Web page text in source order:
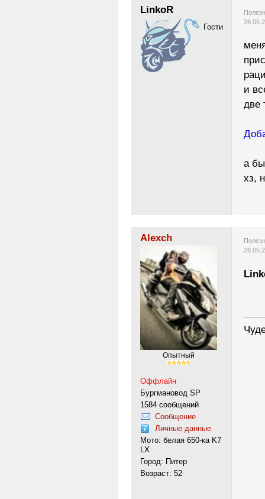
LinkoR
Гости
и
две
а
хз,
Alexch
Опытный
Оффлайн
Бургмановод SP
1584 сообщений
Сообщение
Личные данные
Мото: белая 650-ка K7
LX
Город: Питер
Возраст: 52